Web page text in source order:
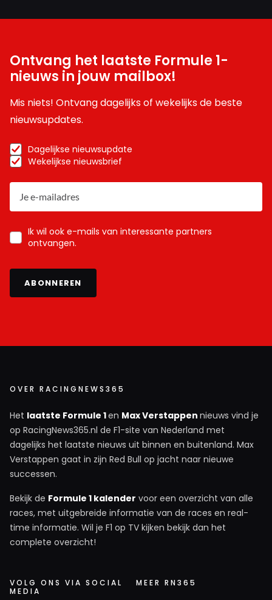
Ontvang het laatste Formule 1-
nieuws in jouw mailbox!
Mis niets! Ontvang dagelijks of wekelijks de beste
nieuwsupdates.
Dagelijkse nieuwsupdate
Wekelijkse nieuwsbrief
Ik wil ook e-mails van interessante partners
ontvangen.
ABONNEREN
OVER RACINGNEWS365
Het laatste Formule 1en Max Verstappen nieuws vind je
op RacingNews365.nl de F1-site van Nederland met
dagelijks het laatste nieuws uit binnen en buitenland. Max
Verstappen gaat in zijn Red Bull op jacht naar nieuwe
successen.
Bekijk de Formule 1 kalender voor een overzicht van alle
races, met uitgebreide informatie van de races en real-
time informatie. Wil je F1 op TV kijken bekijk dan het
complete overzicht!
VOLG ONS VIA SOCIAL
MEDIA
MEER RN365